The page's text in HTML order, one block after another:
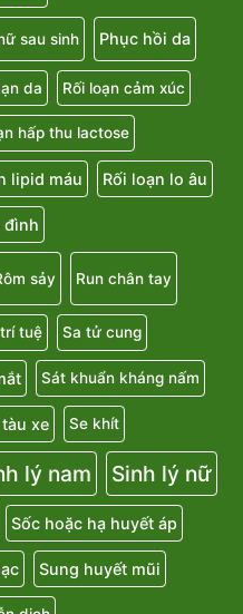
sau sinh Phục hồi da
da Rối loạn cảm xúc
hấp thu lactose
lipid máu Rối loạn lo âu
đình
sảy Run chân tay
tuệ Sa tử cung
Sát khuẩn kháng nấm
xe Se khít
lý nam Sinh lý nữ
Sốc hoặc hạ huyết áp
Sung huyết mũi